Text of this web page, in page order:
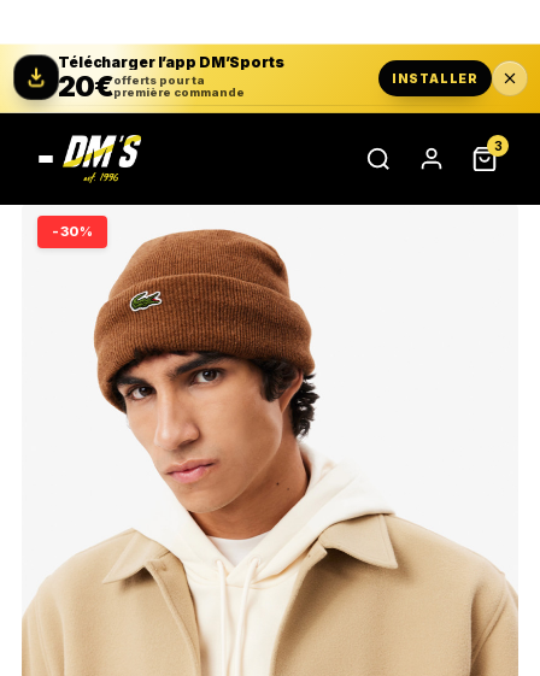
Télécharger l’app DM’Sports
20€offerts pour ta
première commande
INSTALLER
3
-30%